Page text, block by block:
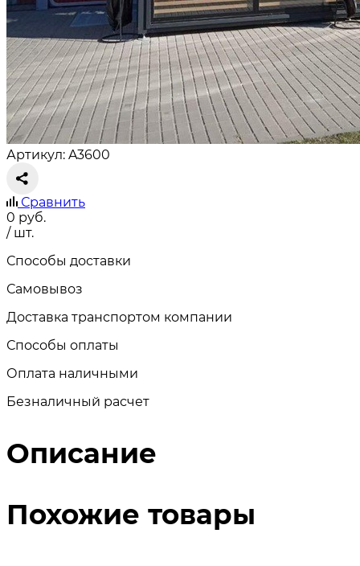
Артикул: A3600
Сравнить
0 руб.
/ шт.
Способы доставки
Самовывоз
Доставка транспортом компании
Способы оплаты
Оплата наличными
Безналичный расчет
Описание
Похожие товары